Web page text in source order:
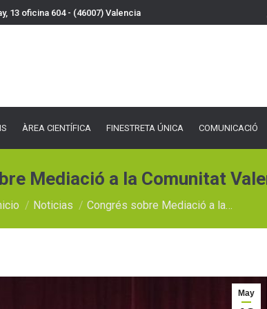
13 oficina 604 - (46007) Valencia
ÀREA CIENTÍFICA FINESTRETA ÚNICA COMUNICACIÓ
Mediació a la Comunitat
aquí:Noticias Congrés sobre Mediació a la…
May
CIENTÍFICA FINESTRETA ÚNICA